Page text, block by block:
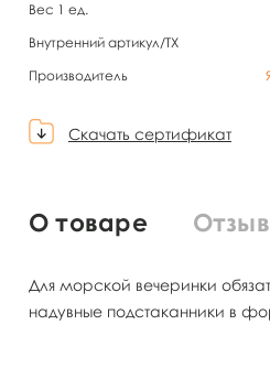
Вес 1 ед.
Внутренний артикул/TX
Производитель
Скачать сертификат
О товаре
Для морской вечеринки
надувные подстаканники в